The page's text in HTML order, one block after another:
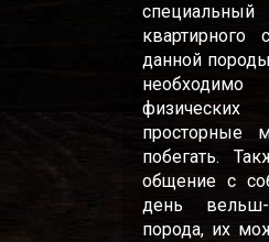
квартирного
данной
просторные
побегать.
общение с
день вельш-
порода, их